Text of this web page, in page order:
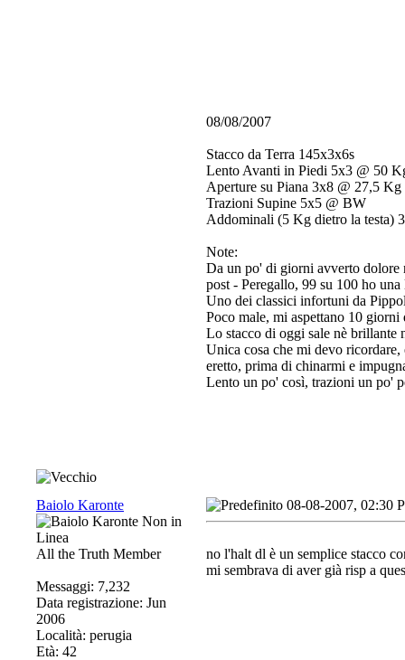
08/08/2007
Stacco da Terra 145x3x6s
Lento Avanti in Piedi 5x3 @ 50
Aperture su Piana 3x8 @ 27,5
Trazioni Supine 5x5 @ BW
Addominali (5 Kg dietro la testa)
Note:
Da un po' di giorni avverto dolore
post - Peregallo, 99 su 100 ho
Uno dei classici infortuni da
Poco male, mi aspettano 10 giorni
Lo stacco di oggi sale nè brillante
Unica cosa che mi devo
eretto, prima di chinarmi e
Lento un po' così, trazioni un po'
Baiolo Karonte
All the Truth Member
Messaggi: 7,232
Data registrazione: Jun
2006
Località: perugia
Età: 42
08-08-2007, 02:30
no l'halt dl è un semplice stacco
mi sembrava di aver già risp a